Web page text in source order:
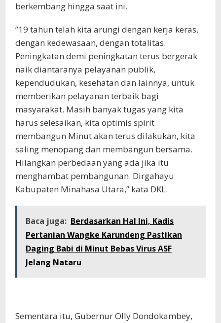
berkembang hingga saat ini.
”19 tahun telah kita arungi dengan kerja keras,
dengan kedewasaan, dengan totalitas.
Peningkatan demi peningkatan terus bergerak
naik diantaranya pelayanan publik,
kependudukan, kesehatan dan lainnya, untuk
memberikan pelayanan terbaik bagi
masyarakat. Masih banyak tugas yang kita
harus selesaikan, kita optimis spirit
membangun Minut akan terus dilakukan, kita
saling menopang dan membangun bersama.
Hilangkan perbedaan yang ada jika itu
menghambat pembangunan. Dirgahayu
Kabupaten Minahasa Utara,” kata DKL.
Baca juga: Berdasarkan Hal Ini, Kadis
Pertanian Wangke Karundeng Pastikan
Daging Babi di Minut Bebas Virus ASF
Jelang Nataru
Sementara itu, Gubernur Olly Dondokambey,